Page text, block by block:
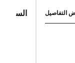
التفاصيل السعر